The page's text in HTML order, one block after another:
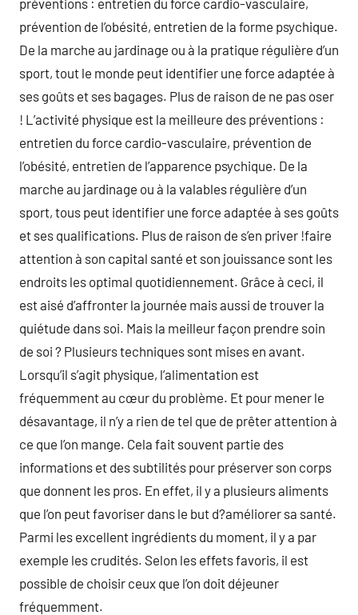
préventions : entretien du force cardio-vasculaire,
prévention de l’obésité, entretien de la forme psychique.
De la marche au jardinage ou à la pratique régulière d’un
sport, tout le monde peut identifier une force adaptée à
ses goûts et ses bagages. Plus de raison de ne pas oser
! L’activité physique est la meilleure des préventions :
entretien du force cardio-vasculaire, prévention de
l’obésité, entretien de l’apparence psychique. De la
marche au jardinage ou à la valables régulière d’un
sport, tous peut identifier une force adaptée à ses goûts
et ses qualifications. Plus de raison de s’en priver !faire
attention à son capital santé et son jouissance sont les
endroits les optimal quotidiennement. Grâce à ceci, il
est aisé d’affronter la journée mais aussi de trouver la
quiétude dans soi. Mais la meilleur façon prendre soin
de soi ? Plusieurs techniques sont mises en avant.
Lorsqu’il s’agit physique, l’alimentation est
fréquemment au cœur du problème. Et pour mener le
désavantage, il n’y a rien de tel que de prêter attention à
ce que l’on mange. Cela fait souvent partie des
informations et des subtilités pour préserver son corps
que donnent les pros. En effet, il y a plusieurs aliments
que l’on peut favoriser dans le but d?améliorer sa santé.
Parmi les excellent ingrédients du moment, il y a par
exemple les crudités. Selon les effets favoris, il est
possible de choisir ceux que l’on doit déjeuner
fréquemment.